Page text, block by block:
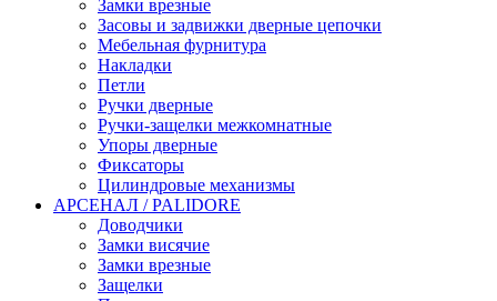
Замки врезные
Засовы и задвижки дверные цепочки
Мебельная фурнитура
Накладки
Петли
Ручки дверные
Ручки-защелки межкомнатные
Упоры дверные
Фиксаторы
Цилиндровые механизмы
АРСЕНАЛ / PALIDORE
Доводчики
Замки висячие
Замки врезные
Защелки